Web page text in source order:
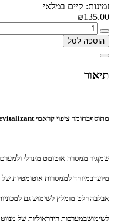
זמינות: קיים במלאי
₪135.00
הוספה לסל
תיאור
מתוסףבחומר ציפוי קראמי
שמןגיר ממסרה אוטומט מינרלי
מיועדבמיוחד לממסרות אוטומטיות של
אבלבהחלט מומלץ לשימוש גם למכוניות
לשימושבמערכות הידראוליות של